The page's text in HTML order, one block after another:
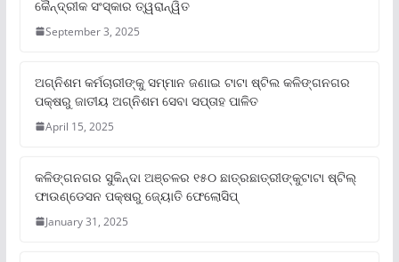
କୈନ୍ଦ୍ରୀକ ସଂସ୍କାର ତ୍ୱରାନ୍ୱିତ
September 3, 2025
ଅଗ୍ନିଶମ କର୍ମଚାରୀଙ୍କୁ ସମ୍ମାନ ଜଣାଇ ଟାଟା ଷ୍ଟିଲ କଳିଙ୍ଗନଗର
ପକ୍ଷରୁ ଜାତୀୟ ଅଗ୍ନିଶମ ସେବା ସପ୍ତାହ ପାଳିତ
April 15, 2025
କଳିଙ୍ଗନଗର ସୁକିନ୍ଦା ଅଞ୍ଚଳର ୧୫୦ ଛାତ୍ରଛାତ୍ରୀଙ୍କୁଟାଟା ଷ୍ଟିଲ୍
ଫାଉଣ୍ଡେସନ ପକ୍ଷରୁ ଜ୍ୟୋତି ଫେଲୋସିପ୍‌
January 31, 2025